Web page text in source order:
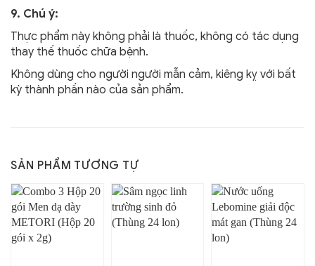
9. Chú ý:
Thực phẩm này không phải là thuốc, không có tác dụng
thay thế thuốc chữa bệnh.
Không dùng cho người người mẫn cảm, kiêng kỵ với bất
kỳ thành phần nào của sản phẩm.
SẢN PHẨM TƯƠNG TỰ